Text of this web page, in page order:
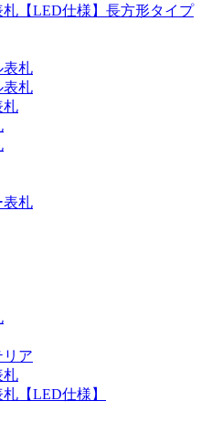
札【LED仕様】長方形タイプ
表札
表札
札
札
リア
札
【LED仕様】